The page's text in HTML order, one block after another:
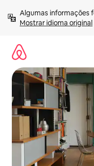
para
Mostrar idioma original